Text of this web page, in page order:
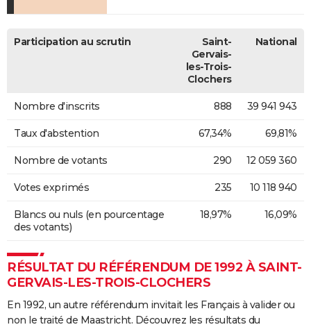
Participation au scrutin
Saint-
Gervais-
les-Trois-
Clochers
National
Nombre d'inscrits 888 39 941 943
Taux d'abstention 67,34% 69,81%
Nombre de votants 290 12 059 360
Votes exprimés 235 10 118 940
Blancs ou nuls (en pourcentage
des votants)
18,97% 16,09%
RÉSULTAT DU RÉFÉRENDUM DE 1992 À SAINT-
GERVAIS-LES-TROIS-CLOCHERS
En 1992, un autre référendum invitait les Français à valider ou
non le traité de Maastricht. Découvrez les résultats du